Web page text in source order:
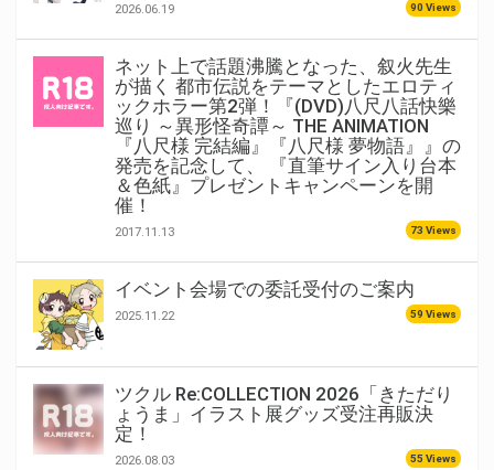
2026.06.19 90 Views
ネット上で話題沸騰となった、叙火先生
が描く 都市伝説をテーマとしたエロティ
ックホラー第2弾！『(DVD)八尺八話快樂
巡り ～異形怪奇譚～ THE ANIMATION
『八尺様 完結編』『八尺様 夢物語』』の
発売を記念して、 『直筆サイン入り台本
＆色紙』プレゼントキャンペーンを開
催！
2017.11.13 73 Views
イベント会場での委託受付のご案内
2025.11.22 59 Views
ツクル Re:COLLECTION 2026「きただり
ょうま」イラスト展グッズ受注再販決
定！
2026.08.03 55 Views